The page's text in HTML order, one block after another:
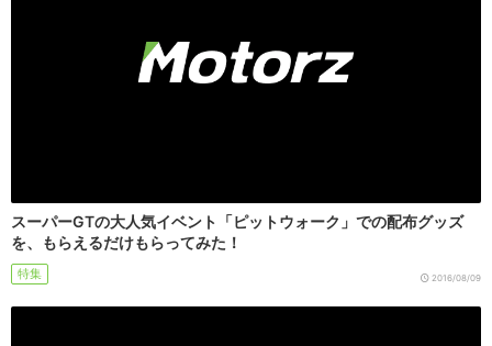
スーパーGTの大人気イベント「ピットウォーク」での配布グッズ
を、もらえるだけもらってみた！
特集 2016/08/09